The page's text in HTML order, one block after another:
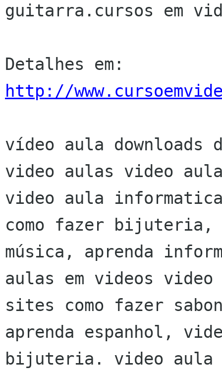
guitarra.cursos em
http://
vídeo aula downloads
video aulas video
video aula
como fazer bijuteria,
música, aprenda
aulas em videos
sites como fazer
aprenda espanhol,
bijuteria. video